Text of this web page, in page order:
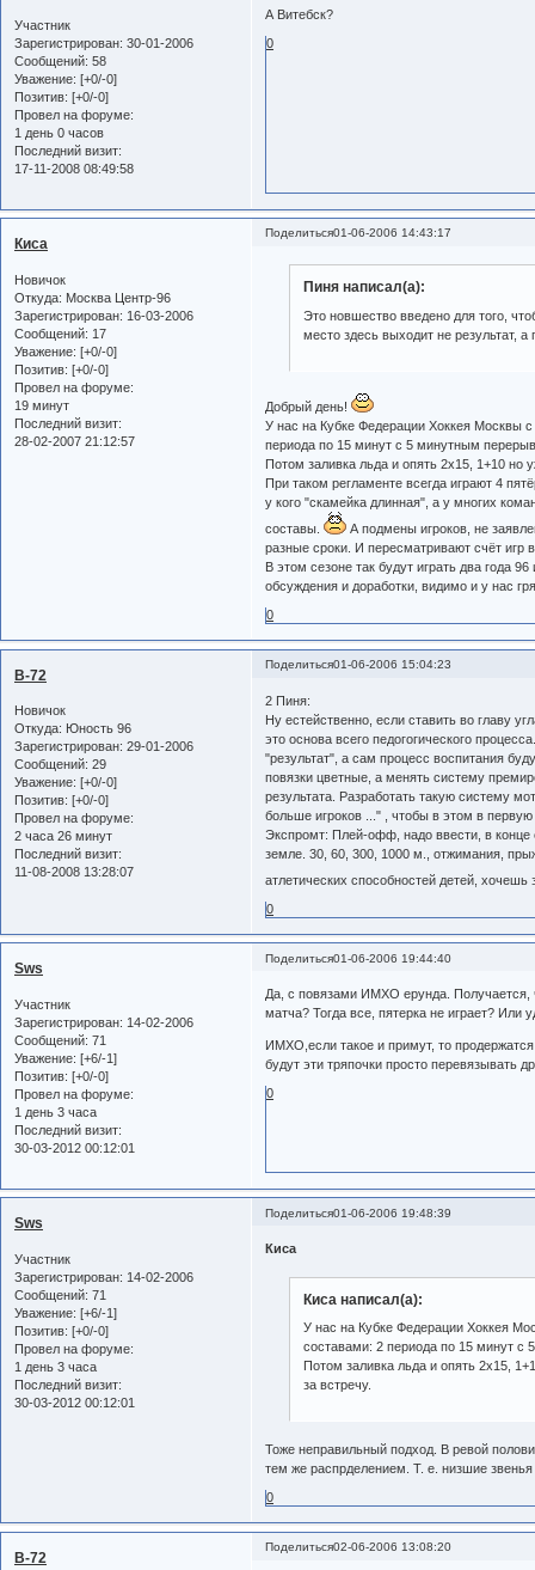
Участник
Зарегистрирован: 30-01-2006
Сообщений: 58
Уважение: [+0/-0]
Позитив: [+0/-0]
Провел на форуме:
1 день 0 часов
Последний визит:
17-11-2008 08:49:58
А Витебск?
0
Поделиться01-06-2006 14:43:17
Киса
Новичок
Откуда: Москва Центр-96
Зарегистрирован: 16-03-2006
Сообщений: 17
Уважение: [+0/-0]
Позитив: [+0/-0]
Провел на форуме:
19 минут
Последний визит:
28-02-2007 21:12:57
Пиня написал(а):
Это новшество введено для того,
место здесь выходит не результат,
Добрый день!
У нас на Кубке Федерации Хоккея Москвы
периода по 15 минут с 5 минутным
Потом заливка льда и опять 2х15, 1+10 но
При таком регламенте всегда играют 4
у кого "скамейка длинная", а у многих
составы.
А подмены игроков, не
разные сроки. И пересматривают счёт
В этом сезоне так будут играть два года
обсуждения и доработки, видимо и у нас
0
Поделиться01-06-2006 15:04:23
B-72
Новичок
Откуда: Юность 96
Зарегистрирован: 29-01-2006
Сообщений: 29
Уважение: [+0/-0]
Позитив: [+0/-0]
Провел на форуме:
2 часа 26 минут
Последний визит:
11-08-2008 13:28:07
2 Пиня:
Ну естейственно, если ставить во главу
это основа всего педогогического
"результат", а сам процесс воспитания
повязки цветные, а менять систему
результата. Разработать такую систему
больше игроков ..." , чтобы в этом в
Экспромт: Плей-офф, надо ввести, в конце
земле. 30, 60, 300, 1000 м., отжимания,
атлетических способностей детей,
0
Поделиться01-06-2006 19:44:40
Sws
Участник
Зарегистрирован: 14-02-2006
Сообщений: 71
Уважение: [+6/-1]
Позитив: [+0/-0]
Провел на форуме:
1 день 3 часа
Последний визит:
30-03-2012 00:12:01
Да, с повязами ИМХО ерунда. Получается,
матча? Тогда все, пятерка не играет?
ИМХО,если такое и примут, то
будут эти тряпочки просто перевязывать
0
Поделиться01-06-2006 19:48:39
Sws
Участник
Зарегистрирован: 14-02-2006
Сообщений: 71
Уважение: [+6/-1]
Позитив: [+0/-0]
Провел на форуме:
1 день 3 часа
Последний визит:
30-03-2012 00:12:01
Киса
Киса написал(а):
У нас на Кубке Федерации Хоккея
составами: 2 периода по 15 минут
Потом заливка льда и опять 2х15,
за встречу.
Тоже неправильный подход. В ревой
тем же распрделением. Т. е. низшие
0
Поделиться02-06-2006 13:08:20
B-72